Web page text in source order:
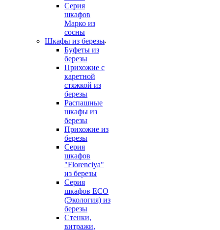
Серия
шкафов
Марко из
сосны
Шкафы из березы
Буфеты из
березы
Прихожие с
каретной
стяжкой из
березы
Распашные
шкафы из
березы
Прихожие из
березы
Серия
шкафов
"Florenciya"
из березы
Серия
шкафов ECO
(Экология) из
березы
Стенки,
витражи,